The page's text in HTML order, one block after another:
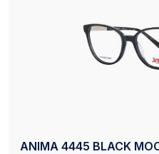
AXESS 2742